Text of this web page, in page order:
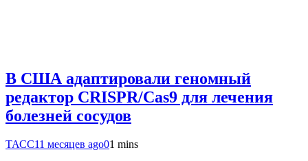
В США адаптировали геномный
редактор CRISPR/Cas9 для лечения
болезней сосудов
ТАСС11 месяцев ago01 mins